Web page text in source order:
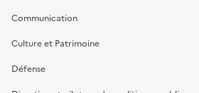
Communication
Culture et Patrimoine
Défense